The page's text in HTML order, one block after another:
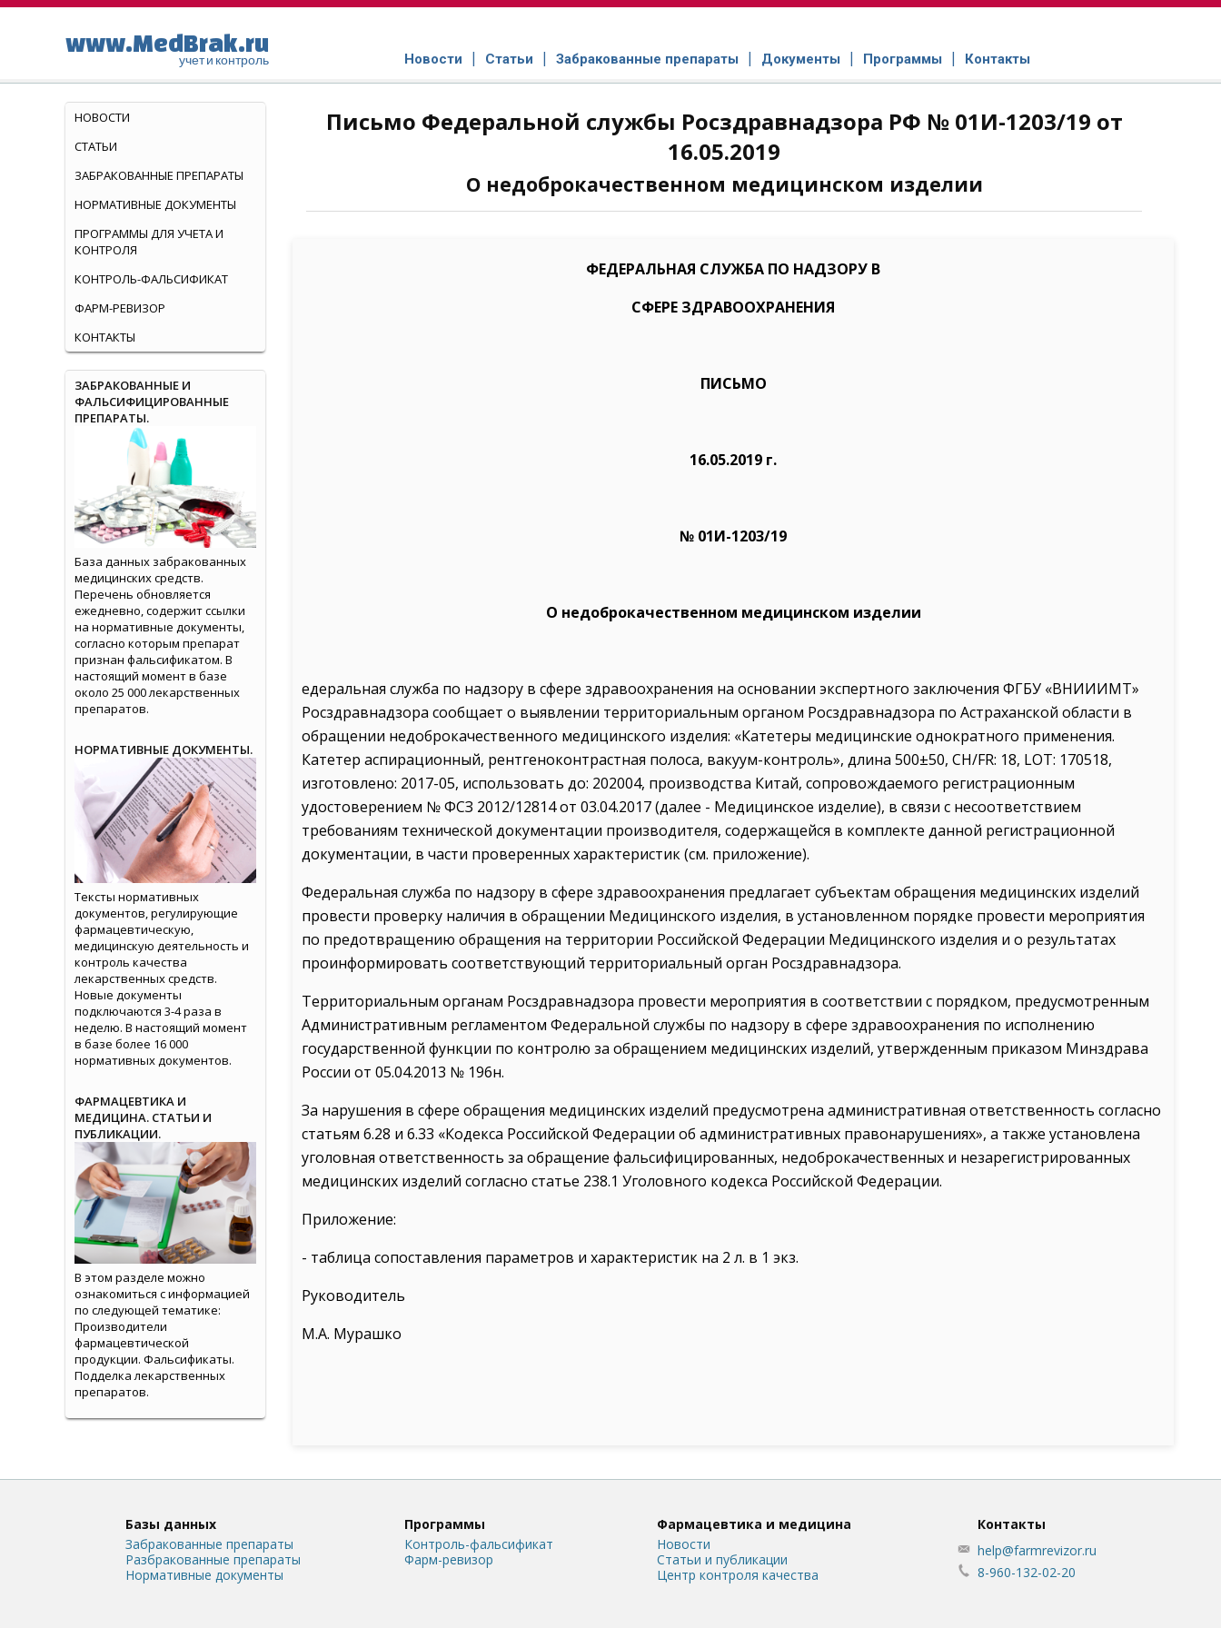
www.MedBrak.ru
учет и контроль Новости Статьи Забракованные препараты Документы Программы Контакты
Письмо Федеральной службы Росздравнадзора РФ № 01И-1203/19 от
16.05.2019
О недоброкачественном медицинском изделии
ФЕДЕРАЛЬНАЯ СЛУЖБА ПО НАДЗОРУ В
СФЕРЕ ЗДРАВООХРАНЕНИЯ
ПИСЬМО
16.05.2019 г.
№ 01И-1203/19
О недоброкачественном медицинском изделии
едеральная служба по надзору в сфере здравоохранения на основании экспертного заключения ФГБУ «ВНИИИМТ»
Росздравнадзора сообщает о выявлении территориальным органом Росздравнадзора по Астраханской области в
обращении недоброкачественного медицинского изделия: «Катетеры медицинские однократного применения.
Катетер аспирационный, рентгеноконтрастная полоса, вакуум-контроль», длина 500±50, CH/FR: 18, LOT: 170518,
изготовлено: 2017-05, использовать до: 2020­04, производства Китай, сопровождаемого регистрационным
удостоверением № ФСЗ 2012/12814 от 03.04.2017 (далее - Медицинское изделие), в связи с несоответствием
требованиям технической документации производителя, содержащейся в комплекте данной регистрационной
документации, в части проверенных характеристик (см. приложение).
Федеральная служба по надзору в сфере здравоохранения предлагает субъектам обращения медицинских изделий
провести проверку наличия в обращении Медицинского изделия, в установленном порядке провести мероприятия
по предотвращению обращения на территории Российской Федерации Медицинского изделия и о результатах
проинформировать соответствующий территориальный орган Росздравнадзора.
Территориальным органам Росздравнадзора провести мероприятия в соответствии с порядком, предусмотренным
Административным регламентом Федеральной службы по надзору в сфере здравоохранения по исполнению
государственной функции по контролю за обращением медицинских изделий, утвержденным приказом Минздрава
России от 05.04.2013 № 196н.
За нарушения в сфере обращения медицинских изделий предусмотрена административная ответственность согласно
статьям 6.28 и 6.33 «Кодекса Российской Федерации об административных правонарушениях», а также установлена
уголовная ответственность за обращение фальсифицированных, недоброкачественных и незарегистрированных
медицинских изделий согласно статье 238.1 Уголовного кодекса Российской Федерации.
Приложение:
- таблица сопоставления параметров и характеристик на 2 л. в 1 экз.
Руководитель
М.А. Мурашко
НОВОСТИ
СТАТЬИ
ЗАБРАКОВАННЫЕ ПРЕПАРАТЫ
НОРМАТИВНЫЕ ДОКУМЕНТЫ
ПРОГРАММЫ ДЛЯ УЧЕТА И
КОНТРОЛЯ
КОНТРОЛЬ-ФАЛЬСИФИКАТ
ФАРМ-РЕВИЗОР
КОНТАКТЫ
ЗАБРАКОВАННЫЕ И
ФАЛЬСИФИЦИРОВАННЫЕ
ПРЕПАРАТЫ.
База данных забракованных
медицинских средств.
Перечень обновляется
ежедневно, содержит ссылки
на нормативные документы,
согласно которым препарат
признан фальсификатом. В
настоящий момент в базе
около 25 000 лекарственных
препаратов.
НОРМАТИВНЫЕ ДОКУМЕНТЫ.
Тексты нормативных
документов, регулирующие
фармацевтическую,
медицинскую деятельность и
контроль качества
лекарственных средств.
Новые документы
подключаются 3-4 раза в
неделю. В настоящий момент
в базе более 16 000
нормативных документов.
ФАРМАЦЕВТИКА И
МЕДИЦИНА. СТАТЬИ И
ПУБЛИКАЦИИ.
В этом разделе можно
ознакомиться с информацией
по следующей тематике:
Производители
фармацевтической
продукции. Фальсификаты.
Подделка лекарственных
препаратов.
Базы данных
Забракованные препараты
Разбракованные препараты
Нормативные документы
Программы
Контроль-фальсификат
Фарм-ревизор
Фармацевтика и медицина
Новости
Статьи и публикации
Центр контроля качества
Контакты
help@farmrevizor.ru
8-960-132-02-20